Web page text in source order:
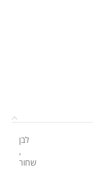
לבן
,
שחור